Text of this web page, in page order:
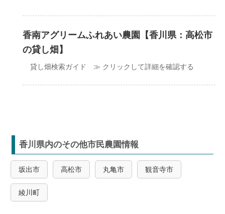
香南アグリームふれあい農園【香川県：高松市
の貸し畑】
貸し畑検索ガイド ≫ クリックして詳細を確認する
香川県内のその他市民農園情報
坂出市 高松市 丸亀市 観音寺市
綾川町